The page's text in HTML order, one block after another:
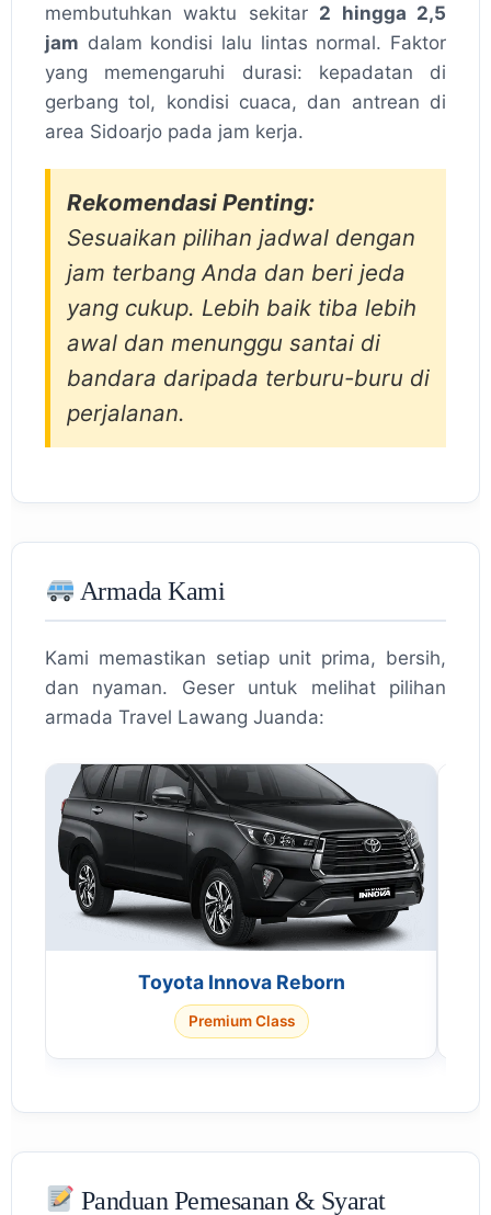
membutuhkan waktu sekitar 2 hingga 2,5
jam dalam kondisi lalu lintas normal. Faktor
yang memengaruhi durasi: kepadatan di
gerbang tol, kondisi cuaca, dan antrean di
area Sidoarjo pada jam kerja.
Rekomendasi Penting:
Sesuaikan pilihan jadwal dengan
jam terbang Anda dan beri jeda
yang cukup. Lebih baik tiba lebih
awal dan menunggu santai di
bandara daripada terburu-buru di
perjalanan.
Armada Kami
Kami memastikan setiap unit prima, bersih,
dan nyaman. Geser untuk melihat pilihan
armada Travel Lawang Juanda:
Toyota Innova Reborn
Premium Class
Panduan Pemesanan & Syarat